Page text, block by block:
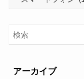
リ
ー
アーカイブ